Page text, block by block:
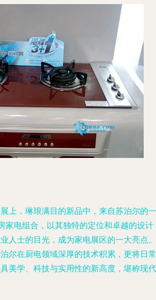
上，琳琅满目的新品中，来自苏泊尔的一
家电组合，以其独特的定位和卓越的设计
人士的目光，成为家电展区的一大亮点。
尔在厨电领域深厚的技术积累，更将日常
美学、科技与实用性的新高度，堪称现代